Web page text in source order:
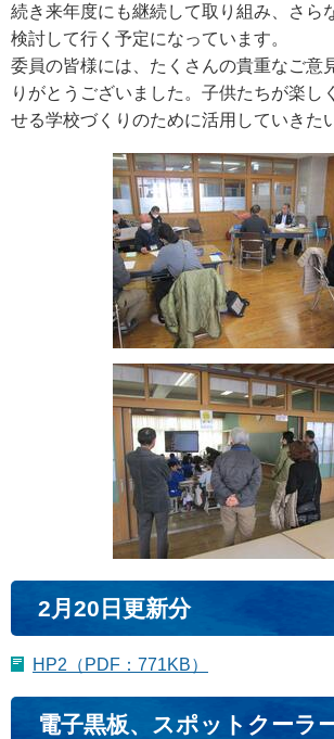
続き来年度にも継続して取り組み、さら
検討して行く予定になっています。
委員の皆様には、たくさんの貴重なご意
りがとうございました。子供たちが楽し
せる学校づくりのために活用していきた
2月20日更新分
HP2（PDF：771KB）
電子黒板、スポットクーラ